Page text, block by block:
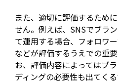
また、適切に評価するため
せん。例えば、SNSでブラ
て運用する場合、フォロワ
などが評価するうえでの重
お、評価内容によってはブ
ディングの必要性も出てくる